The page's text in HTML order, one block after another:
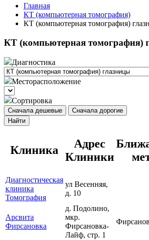
Главная
КТ (компьютерная томография)
КТ (компьютерная томография)
КТ (компьютерная томография)
Диагностика
Месторасположение
Сортировка
Сначала дешевые
Сначала дорогие
Найти
Клиника
Адрес
Клиники
Диагностическая
клиника
Томография
ул Весенняя,
д. 10
Арсвита
Фирсановка
д. Подолино,
мкр.
Фирсановка-
Лайф, стр. 1